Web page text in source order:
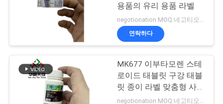
락
10ml 작은 유리병 상
자
45
용품의 유리 용품 라벨
negotionation MOQ:네고티오네이션
연락하다
MK677 이부타모렌 스테
로이드 태블릿 구강 태블
릿 종이 라벨 맞춤형 사각
형 모양